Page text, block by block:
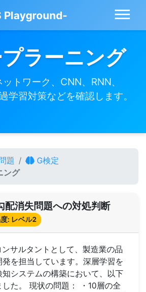
Playground-
ラーニング
トワーク、CNN、RNN、
学習対策などを確認します。
題
G検定
ング
配消失問題への対処判断
: レベル2
サルタントとして、製造業の品
を担当しています。深層学習を
システムの構築において、以下
た。 現状の問題： ・10層の全